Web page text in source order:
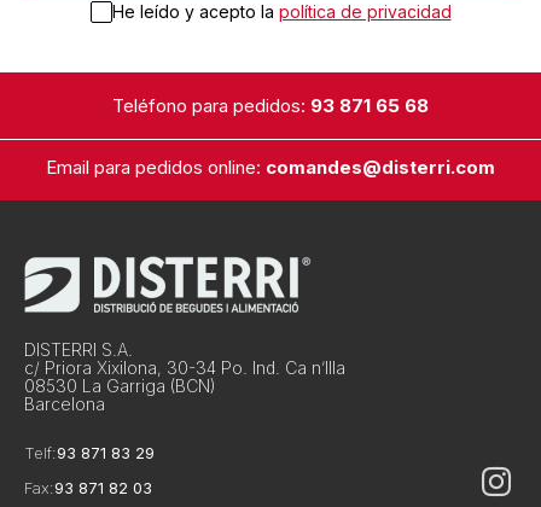
He leído y acepto la política de privacidad
Teléfono para pedidos: 93 871 65 68
Email para pedidos online: comandes@disterri.com
DISTERRI S.A.
c/ Priora Xixilona, 30-34 Po. Ind. Ca n’Illa
08530 La Garriga (BCN)
Barcelona
Telf:93 871 83 29
Fax:93 871 82 03